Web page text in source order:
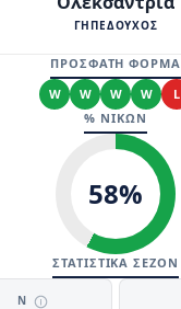
ΓΗΠΕΔΟΥΧΟΣ
ΠΡΟΣΦΑΤΗ ΦΟΡΜΑ
W
W W W
L
% ΝΙΚΩΝ
58%
ΣΤΑΤΙΣΤΙΚΑ ΣΕΖΟΝ
Ν